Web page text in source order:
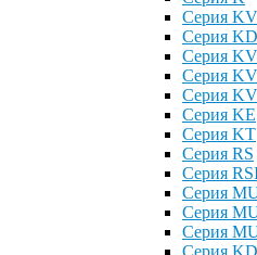
Серия KV
Серия KD
Серия
Серия
Серия
Серия KE
Серия KT
Серия RS
Серия
Серия
Серия
Серия
Серия